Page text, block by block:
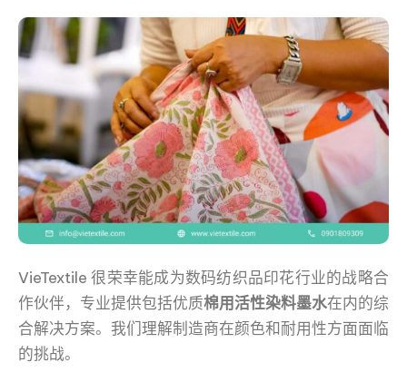
VieTextile 很荣幸能成为数码纺织品印花行业的战略合
作伙伴，专业提供包括优质棉用活性染料墨水在内的综
合解决方案。我们理解制造商在颜色和耐用性方面面临
的挑战。